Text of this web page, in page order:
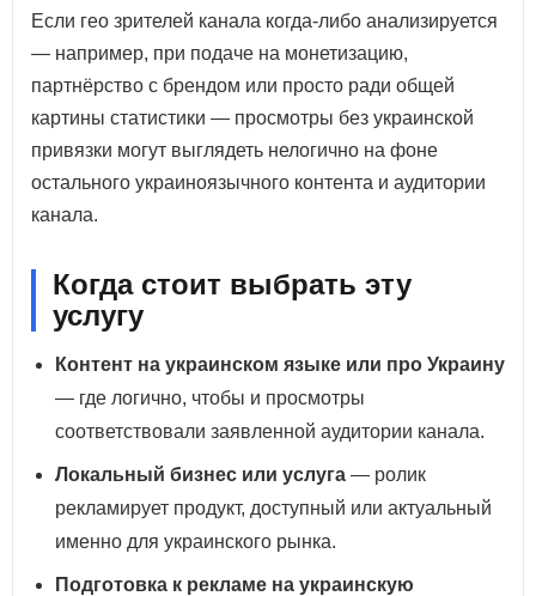
Если гео зрителей канала когда-либо анализируется
— например, при подаче на монетизацию,
партнёрство с брендом или просто ради общей
картины статистики — просмотры без украинской
привязки могут выглядеть нелогично на фоне
остального украиноязычного контента и аудитории
канала.
Когда стоит выбрать эту
услугу
Контент на украинском языке или про Украину
— где логично, чтобы и просмотры
соответствовали заявленной аудитории канала.
Локальный бизнес или услуга — ролик
рекламирует продукт, доступный или актуальный
именно для украинского рынка.
Подготовка к рекламе на украинскую